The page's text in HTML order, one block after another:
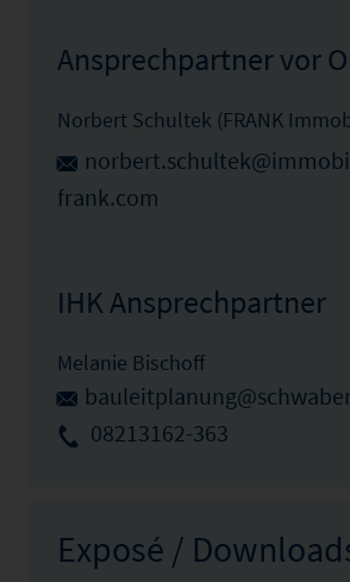
Ansprechpartner vor
Norbert Schultek (FRANK
frank.com
IHK Ansprechpartner
Melanie Bischoff
08213162-363
Exposé /